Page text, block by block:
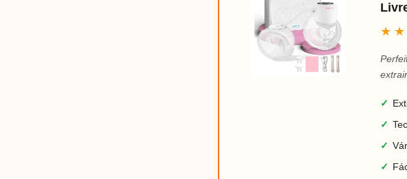
★ ★
✓
✓
✓
✓